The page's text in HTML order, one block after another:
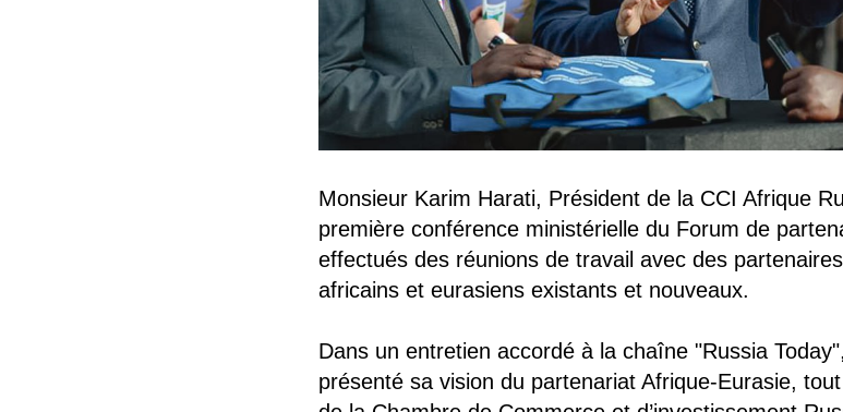
Monsieur Karim Harati, Président de la CCI Afrique
première conférence ministérielle du Forum de
effectués des réunions de travail avec des
africains et eurasiens existants et nouveaux.
Dans un entretien accordé à la chaîne "Russia
présenté sa vision du partenariat Afrique-Eurasie,